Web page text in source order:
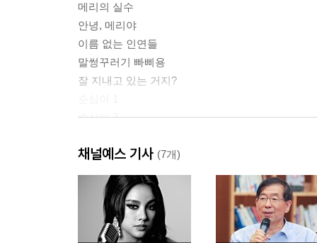
메리의 실수
안녕, 메리야
이름 없는 인연들
말썽꾸러기 빠삐용
잘 지내고 있는 거지?
순심아 2
순이의 적응기
삼식아!
너희들을 어쩌면 좋으니
그래도 해피엔딩
그래도 삼식아
채널예스 기사 (7개)